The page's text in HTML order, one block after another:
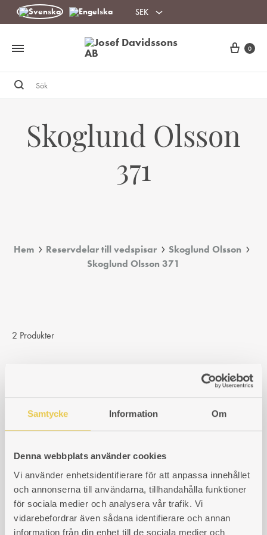
Samtycke Information Om
Denna webbplats använder cookies
Vi använder enhetsidentifierare för att anpassa innehållet
och annonserna till användarna, tillhandahålla funktioner
för sociala medier och analysera vår trafik. Vi
vidarebefordrar även sådana identifierare och annan
information från din enhet till de sociala medier och
SEK
Cart
0
Sök
Skoglund Olsson
371
Hem Reservdelar till vedspisar
Skoglund Olsson
Skoglund Olsson 371
2 Produkter
Roster Skoglund Olson
371 V+H
spis
Art. nr: 460371303
1 282kr
Cisternjärn Skoglund
Olson 371 H
1 423 kr